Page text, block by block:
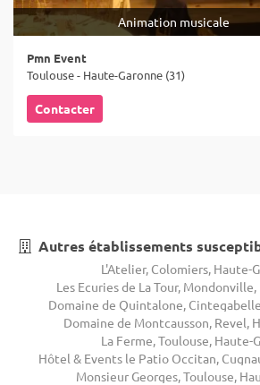
Animation musicale
Pmn Event
Toulouse - Haute-Garonne (31)
Contacter
Autres établissements
L'Atelier, Colomiers, Haute-
Les Ecuries de La Tour,
Domaine de Quintalone,
Domaine de Montcausson, Revel,
La Ferme, Toulouse, Haute-
Hôtel & Events le Patio Occitan,
Monsieur Georges, Toulouse,